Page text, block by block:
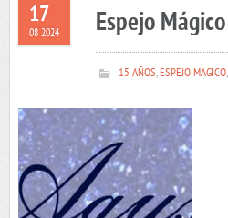
17
08 2024 Espejo
15 AÑOS,ESPEJO MAGICO,